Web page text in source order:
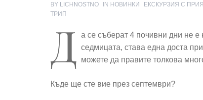
BY LICHNOSTNO IN НОВИНКИ TAGS
ЕКСКУРЗИЯ С
ТРИП
Д
а се съберат 4 почивни дни не е
седмицата, става една доста
можете да правите толкова
Къде ще сте вие през септември?